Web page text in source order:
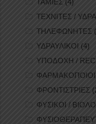
ΤΕΧΝΙΤΕΣ /
ΤΗΛΕΦΩΝΗΤΕΣ
ΥΔΡΑΥΛΙΚΟΙ (4)
ΥΠΟΔΟΧΗ /
ΦΑΡΜΑΚΟΠΟΙΟΙ
ΦΡΟΝΤΙΣΤΡΙΕΣ
ΦΥΣΙΚΟΙ /